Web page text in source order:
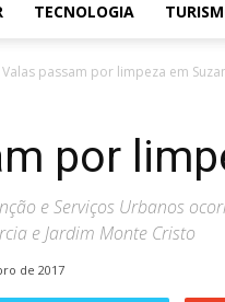
TECNOLOGIA
Valas passam por limpeza em
por
e Serviços Urbanos
e Jardim Monte Cristo
de 2017